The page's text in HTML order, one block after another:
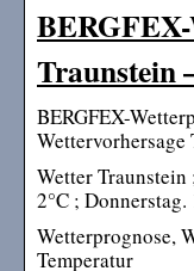
Traunstein
BERGFEX-
Wetter Traunstein
2°C ; Donnerstag.
Wetterprognose,
Temperatur